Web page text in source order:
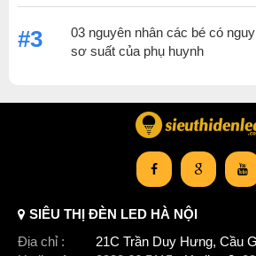
#3
03 nguyên nhân các bé có
sơ suất của phụ huynh
SIÊU THỊ ĐÈN LED HÀ NỘI
Địa chỉ :
21C Trần Duy Hưng, Cầu